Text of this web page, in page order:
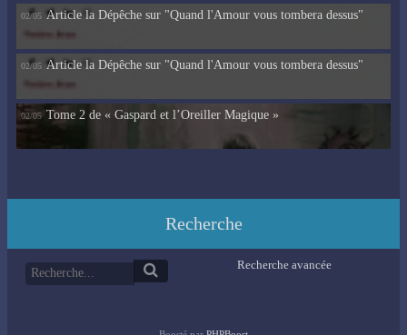
02/05 Article la Dépêche sur "Quand l'Amour vous tombera dessus"
02/05 Article la Dépêche sur "Quand l'Amour vous tombera dessus"
02/05 Tome 2 de « Gaspard et l’Oreiller Magique »
Recherche
Recherche avancée